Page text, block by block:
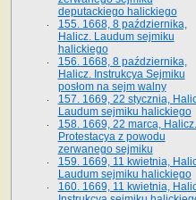
deputackiego halickiego
155. 1668, 8 października,
Halicz. Laudum sejmiku
halickiego
156. 1668, 8 października,
Halicz. Instrukcya Sejmiku
posłom na sejm walny
157. 1669, 22 stycznia,
Laudum sejmiku halickiego
158. 1669, 22 marca, Halicz.
Protestacya z powodu
zerwanego sejmiku
159. 1669, 11 kwietnia,
Laudum sejmiku halickiego
160. 1669, 11 kwietnia,